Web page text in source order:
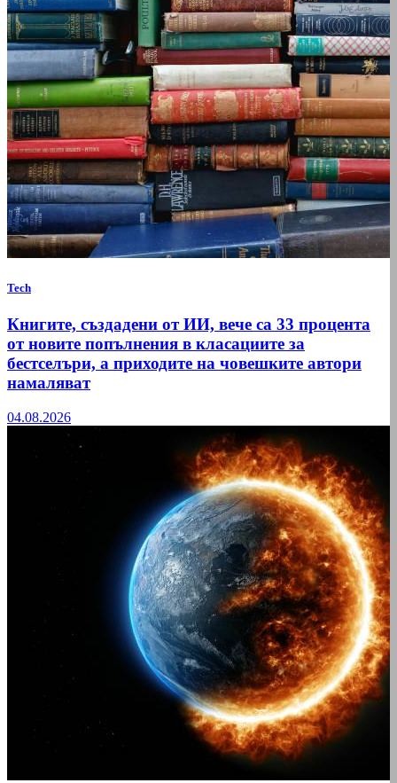
Tech
Книгите, създадени от ИИ, вече са 33 процента
от новите попълнения в класациите за
бестселъри, а приходите на човешките автори
намаляват
04.08.2026